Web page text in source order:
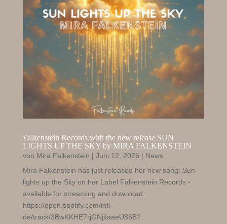
Falkenstein Records with the new release SUN
LIGHTS UP THE SKY by MIRA FALKENSTEIN
von Mira Falkenstein | Juni 12, 2026 | News
Mira Falkenstein has just released her new song: Sun
lights up the Sky on her Label Falkenstein Records -
available for streaming and download:
https://open.spotify.com/intl-
de/track/3BwKKHE7rjGNjiIaaeU86B?